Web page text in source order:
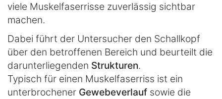
viele Muskelfaserrisse zuverlässig sichtbar
machen.
Dabei führt der Untersucher den Schallkopf
über den betroffenen Bereich und beurteilt die
darunterliegenden Strukturen.
Typisch für einen Muskelfaserriss ist ein
unterbrochener Gewebeverlauf sowie die